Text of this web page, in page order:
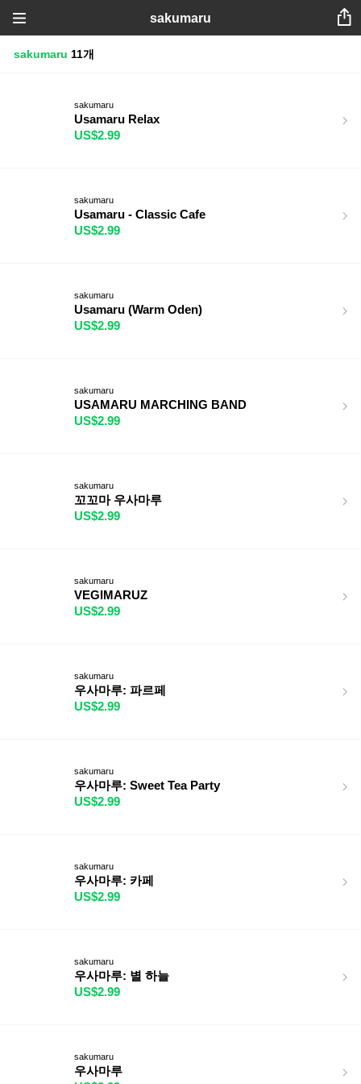
sakumaru
sakumaru 11개
sakumaru
Usamaru Relax
US$2.99
sakumaru
Usamaru - Classic Cafe
US$2.99
sakumaru
Usamaru (Warm Oden)
US$2.99
sakumaru
USAMARU MARCHING BAND
US$2.99
sakumaru
꼬꼬마 우사마루
US$2.99
sakumaru
VEGIMARUZ
US$2.99
sakumaru
우사마루: 파르페
US$2.99
sakumaru
우사마루: Sweet Tea Party
US$2.99
sakumaru
우사마루: 카페
US$2.99
sakumaru
우사마루: 별 하늘
US$2.99
sakumaru
우사마루